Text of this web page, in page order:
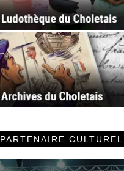
PARTENAIRE CULTUREL